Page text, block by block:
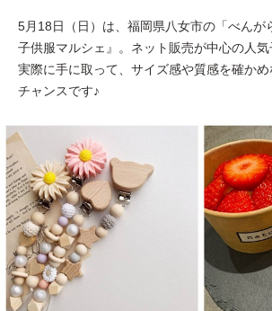
5月18日（日）は、福岡県八女市の「べんが
子供服マルシェ』。ネット販売が中心の人気
実際に手に取って、サイズ感や質感を確か
チャンスです♪